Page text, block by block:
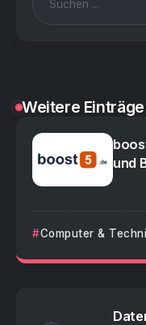
Weitere Einträge
und
Computer &